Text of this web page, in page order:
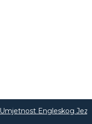
Umjetnost Engleskog